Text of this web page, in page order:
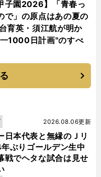
子園2026】「青春っ
で」の原点はあの夏の
育英・須江航が明か
1000日計画"のすべ
日本代表と無縁のＪリ
ぶりゴールデン生中
戦でヘタな試合は見せ
2026.08.06更新